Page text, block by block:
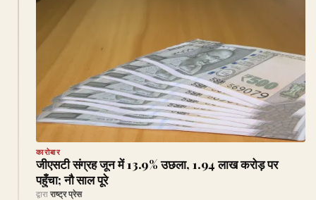
कारोबार
जीएसटी संग्रह जून में 13.9% उछला, ₹1.94 लाख करोड़ पर
पहुँचा; नौ साल पूरे
द्वारा राष्ट्र प्रेस